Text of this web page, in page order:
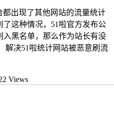
都出现了其他网站的流量统计
这种情况，51啦官方发布公
入黑名单，那么作为站长有没
解决51啦统计网站被恶意刷流
Views